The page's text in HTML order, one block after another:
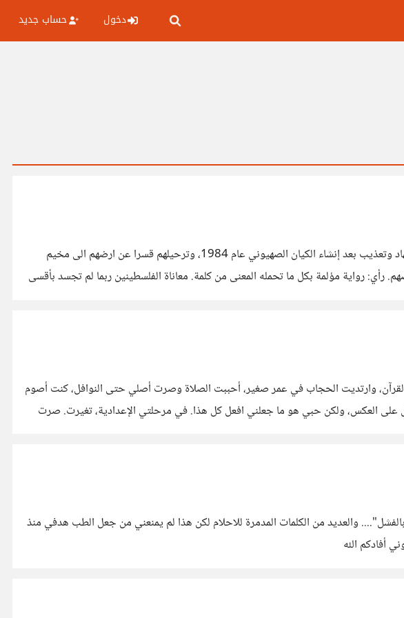
دخول حساب جديد
تتبع الرواية قصة عائلة ابو الهيجا عبر أربعة أجيال، تحكي عيشهم في قرية فلسطينية هادئة وما تعرضوا له من اضطهاد وتعذيب بعد إنشاء الكيان الصهيوني عام 1984، وترحيلهم قسرا عن ارضهم الى مخيم
رأي: رواية مؤلمة بكل ما تحمله المعنى من كلمة. معاناة الفلسطينين ربما لم تجسد بأقسى
وارتديت الحجاب في عمر صغير، أحببت الصلاة وصرت أصلي حتى النوافل، كنت أصوم
على العكس، ولكن حبي هو ما جعلني افعل كل هذا. في مرحلتي الإعدادية، تغيرت. صرت
والعديد من الكلمات المدمرة للاحلام لكن هذا لم يمنعني من جعل الطب هدفي منذ
أفادكم الله